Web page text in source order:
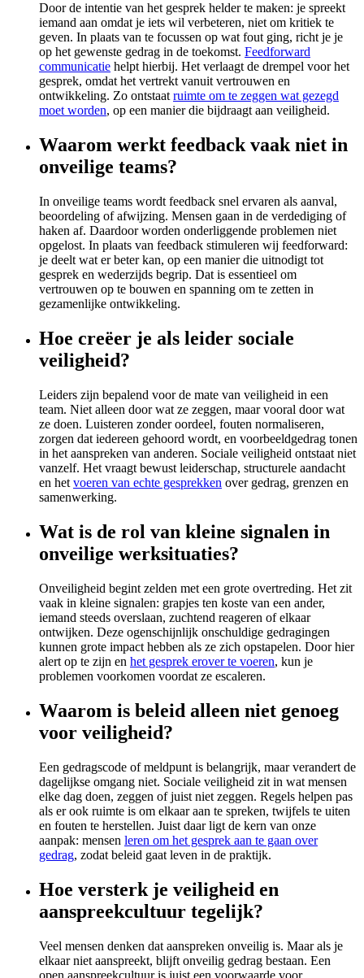
Door de intentie van het gesprek helder te maken: je spreekt
iemand aan omdat je iets wil verbeteren, niet om kritiek te
geven. In plaats van te focussen op wat fout ging, richt je je
op het gewenste gedrag in de toekomst. Feedforward
communicatie helpt hierbij. Het verlaagt de drempel voor het
gesprek, omdat het vertrekt vanuit vertrouwen en
ontwikkeling. Zo ontstaatruimte om te zeggen wat gezegd
moet worden, op een manier die bijdraagt aan veiligheid.
Waarom werkt feedback vaak niet in
onveilige teams?
In onveilige teams wordt feedback snel ervaren als aanval,
beoordeling of afwijzing. Mensen gaan in de verdediging of
haken af. Daardoor worden onderliggende problemen niet
opgelost. In plaats van feedback stimuleren wij feedforward:
je deelt wat er beter kan, op een manier die uitnodigt tot
gesprek en wederzijds begrip. Dat is essentieel om
vertrouwen op te bouwen en spanning om te zetten in
gezamenlijke ontwikkeling.
Hoe creëer je als leider sociale
veiligheid?
Leiders zijn bepalend voor de mate van veiligheid in een
team. Niet alleen door wat ze zeggen, maar vooral door wat
ze doen. Luisteren zonder oordeel, fouten normaliseren,
zorgen dat iedereen gehoord wordt, en voorbeeldgedrag tonen
in het aanspreken van anderen. Sociale veiligheid ontstaat niet
vanzelf. Het vraagt bewust leiderschap, structurele aandacht
en het voeren van echte gesprekken over gedrag, grenzen en
samenwerking.
Wat is de rol van kleine signalen in
onveilige werksituaties?
Onveiligheid begint zelden met een grote overtreding. Het zit
vaak in kleine signalen: grapjes ten koste van een ander,
iemand steeds overslaan, zuchtend reageren of elkaar
ontwijken. Deze ogenschijnlijk onschuldige gedragingen
kunnen grote impact hebben als ze zich opstapelen. Door hier
alert op te zijn en het gesprek erover te voeren, kun je
problemen voorkomen voordat ze escaleren.
Waarom is beleid alleen niet genoeg
voor veiligheid?
Een gedragscode of meldpunt is belangrijk, maar verandert de
dagelijkse omgang niet. Sociale veiligheid zit in wat mensen
elke dag doen, zeggen of juist niet zeggen. Regels helpen pas
als er ook ruimte is om elkaar aan te spreken, twijfels te uiten
en fouten te herstellen. Juist daar ligt de kern van onze
aanpak: mensen leren om het gesprek aan te gaan over
gedrag, zodat beleid gaat leven in de praktijk.
Hoe versterk je veiligheid en
aanspreekcultuur tegelijk?
Veel mensen denken dat aanspreken onveilig is. Maar als je
elkaar niet aanspreekt, blijft onveilig gedrag bestaan. Een
open aanspreekcultuur is juist een voorwaarde voor